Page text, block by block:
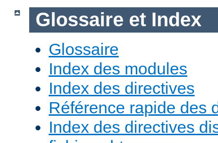
Glossaire et Index
Glossaire
Index des modules
Index des directives
Référence rapide des
Index des directives